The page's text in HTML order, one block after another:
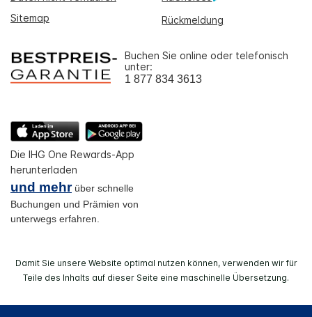
Sitemap
Rückmeldung
Buchen Sie online oder telefonisch
unter:
1 877 834 3613
Die IHG One Rewards-App
herunterladen
und mehrüber schnelle
Buchungen und Prämien von
unterwegs erfahren.
Damit Sie unsere Website optimal nutzen können, verwenden wir für
Teile des Inhalts auf dieser Seite eine maschinelle Übersetzung.